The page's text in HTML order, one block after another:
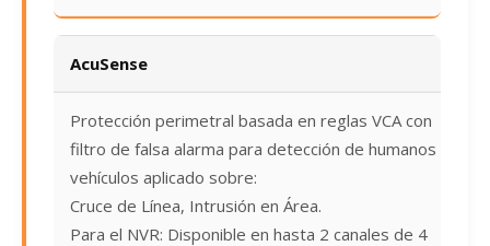
AcuSense
Protección perimetral basada en reglas VCA con
filtro de falsa alarma para detección de humanos y
vehículos aplicado sobre:
Cruce de Línea, Intrusión en Área.
Para el NVR: Disponible en hasta 2 canales de 4